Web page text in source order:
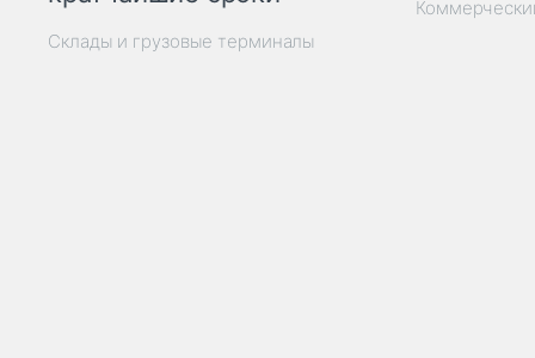
Склады и грузовые терминалы